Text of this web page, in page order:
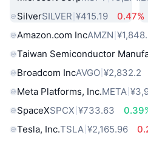
SilverSILVER ¥415.19
0.47%
Amazon.com IncAMZN
Taiwan Semiconductor
Broadcom IncAVGO ¥2,832.2
Meta Platforms, Inc.META
SpaceXSPCX ¥733.63
Tesla, Inc.TSLA ¥2,165.96